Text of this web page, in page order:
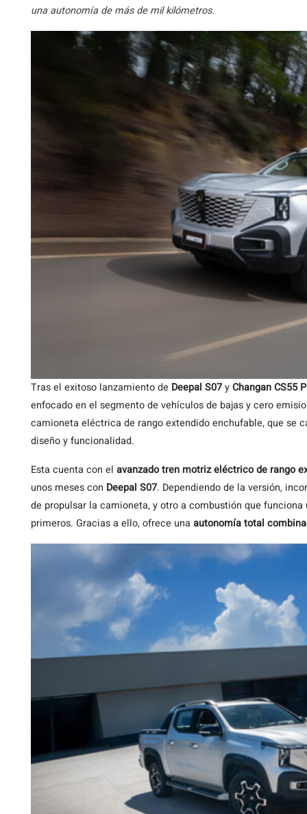
una autonomía de más de mil kilómetros.
Tras el exitoso lanzamiento de Deepal S07yChangan CS55
enfocado en el segmento de vehículos de bajas y cero
camioneta eléctrica de rango extendido enchufable, que se
diseño y funcionalidad.
Esta cuenta con el avanzado tren motriz eléctrico de rango
unos meses con Deepal S07. Dependiendo de la versión,
de propulsar la camioneta, y otro a combustión que
primeros. Gracias a ello, ofrece una autonomía total